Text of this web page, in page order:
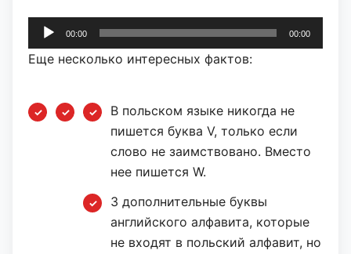
Аудиоплеер
00:00 00:00
Еще несколько интересных фактов:
В польском языке никогда не
пишется буква V, только если
слово не заимствовано. Вместо
нее пишется W.
3 дополнительные буквы
английского алфавита, которые
не входят в польский алфавит, но